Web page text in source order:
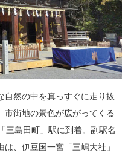
然の中を真っすぐに走り抜
市街地の景色が広がってくる
三島田町」駅に到着。副駅名
、伊豆国一宮「三嶋大社」